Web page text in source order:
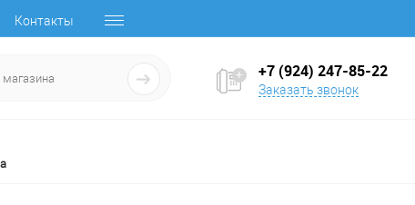
Контакты
+7 (924) 247-85-22
Заказать звонок